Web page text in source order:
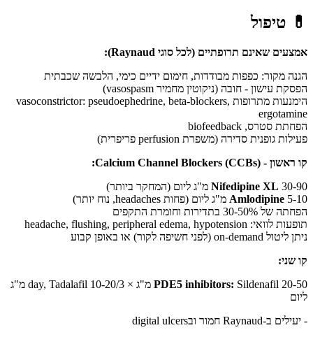
💊 טיפול
אמצעים שאינם תרופתיים (לכל סוגי Raynaud):
הגנה מקור: כפפות מבודדות, חימום ידיים כימי, הלבשה שכבתית
הפסקת עישון - חובה (ניקוטין מחמיר vasospasm)
הימנעות מתרופות vasoconstrictor: pseudoephedrine, beta-blockers,
ergotamine
הפחתת סטרס, biofeedback
פעילות גופנית סדירה (משפרת perfusion פריפרית)
קו ראשון - Calcium Channel Blockers (CCBs):
Nifedipine XL 30-90 מ"ג ליום (המחקר ביותר)
Amlodipine 5-10 מ"ג ליום (פחות headaches, נוח יותר)
הפחתה של 30-50% בתדירות וחומרת התקפים
תופעות לוואי: headache, flushing, peripheral edema, hypotension
ניתן ליטול on-demand (לפני חשיפה לקור) או באופן קבוע
קו שני:
PDE5 inhibitors:
Sildenafil 20-50 מ"ג × 3/day, Tadalafil 10-20 מ"ג
ליום
- יעילים ב-Raynaud חמור ובdigital ulcers